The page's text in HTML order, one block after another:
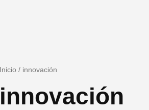
Inicio / innovación
innovación